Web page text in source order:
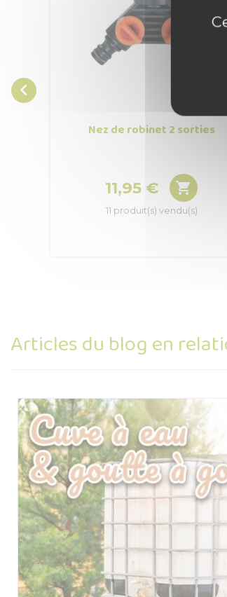

Nez de robinet 2 sorties
Prix
11,95 € 
11 produit(s) vendu(s)
Articles du blog en